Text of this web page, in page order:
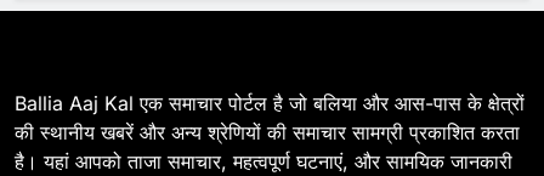
BALLIA NATIONAL
8
Ballia Aaj Kal एक समाचार पोर्टल है जो बलिया और आस-पास के क्षेत्रों
की स्थानीय खबरें और अन्य श्रेणियों की समाचार सामग्री प्रकाशित करता
है। यहां आपको ताजा समाचार, महत्वपूर्ण घटनाएं, और सामयिक जानकारी